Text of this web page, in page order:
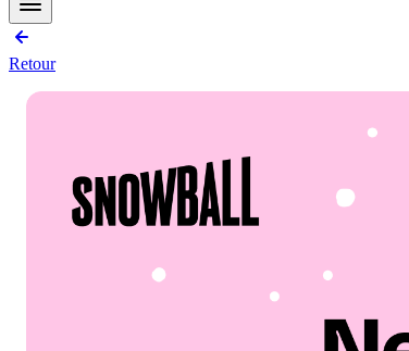
Retour